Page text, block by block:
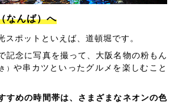
なんば）へ
スポットといえば、道頓堀です。
記念に写真を撮って、大阪名物の粉もん
） や串カツといったグルメを楽しむこと
すめの時間帯は、さまざまなネオンの色